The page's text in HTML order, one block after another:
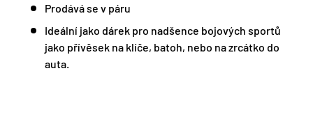
Prodává se v páru
Ideální jako dárek pro nadšence bojových sportů
jako přívěsek na klíče, batoh, nebo na zrcátko do
auta.